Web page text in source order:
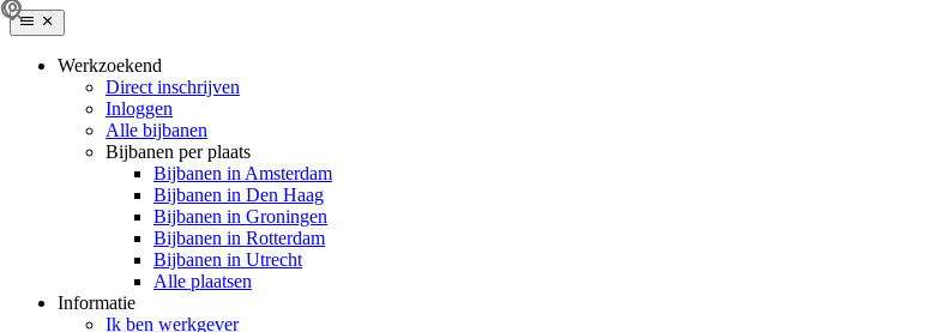
Werkzoekend
Direct inschrijven
Inloggen
Alle bijbanen
Bijbanen per plaats
Bijbanen in Amsterdam
Bijbanen in Den Haag
Bijbanen in Groningen
Bijbanen in Rotterdam
Bijbanen in Utrecht
Alle plaatsen
Informatie
Ik ben werkgever